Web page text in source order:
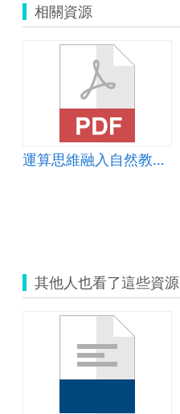
相關資源
運算思維融入自然教材-溫室裡的花朵
其他人也看了這些資源